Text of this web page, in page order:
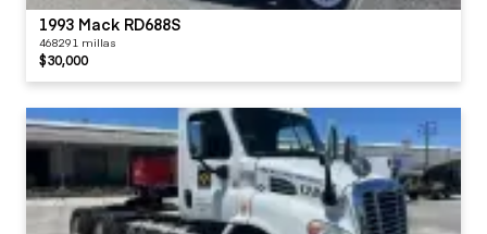
1993 Mack RD688S
468291 millas
$30,000